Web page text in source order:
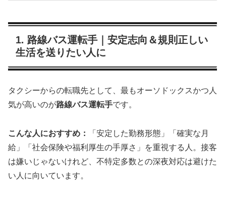
1. 路線バス運転手｜安定志向＆規則正しい
生活を送りたい人に
タクシーからの転職先として、最もオーソドックスかつ人
気が高いのが路線バス運転手です。
こんな人におすすめ：
「安定した勤務形態」「確実な月
給」「社会保険や福利厚生の手厚さ」を重視する人。接客
は嫌いじゃないけれど、不特定多数との深夜対応は避けた
い人に向いています。